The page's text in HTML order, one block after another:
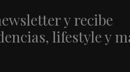
y recibe
lifestyle y